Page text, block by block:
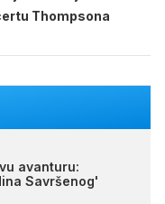
Thompsona
avanturu:
Savršenog'